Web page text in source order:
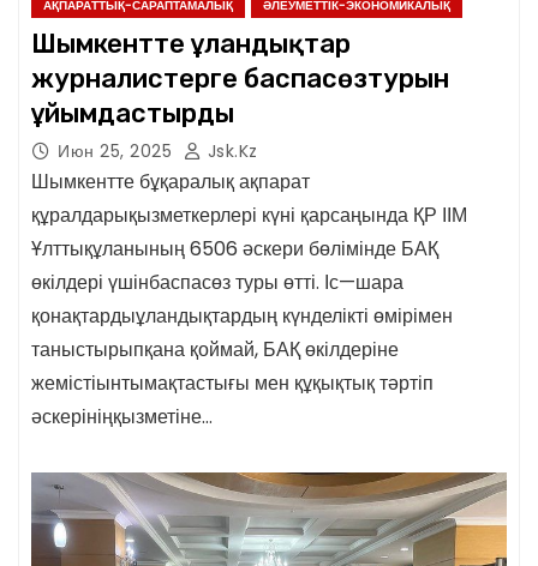
АҚПАРАТТЫҚ-САРАПТАМАЛЫҚ ӘЛЕУМЕТТІК-ЭКОНОМИКАЛЫҚ
Шымкентте ұландықтар
журналистерге баспасөзтурын
ұйымдастырды
Июн 25, 2025 Jsk.kz
Шымкентте бұқаралық ақпарат
құралдарықызметкерлері күні қарсаңында ҚР ІІМ
Ұлттықұланының 6506 әскери бөлімінде БАҚ
өкілдері үшінбаспасөз туры өтті. Іс—шара
қонақтардыұландықтардың күнделікті өмірімен
таныстырыпқана қоймай, БАҚ өкілдеріне
жемістіынтымақтастығы мен құқықтық тәртіп
әскерініңқызметіне…